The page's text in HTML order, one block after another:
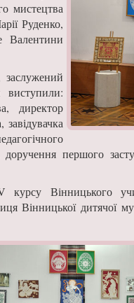
мистецтва
Руденко,
заслужений
виступили:
директор
першого
курсу Вінницького
Вінницької дитячої